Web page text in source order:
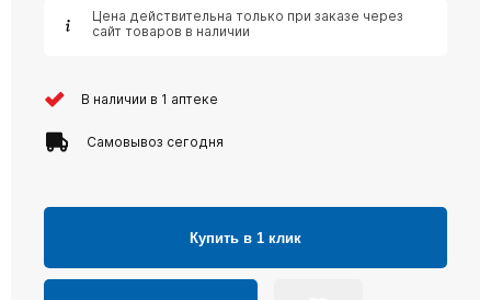
Цена действительна только при заказе через
сайт товаров в наличии
В наличии в 1 аптеке
Самовывоз сегодня
Купить в 1 клик